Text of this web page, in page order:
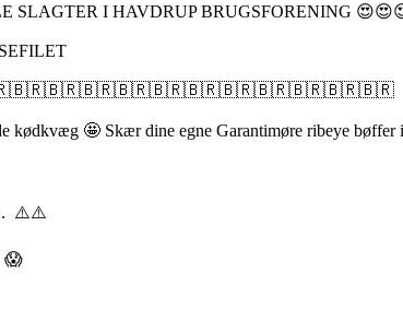
I HAVDRUP BRUGSFORENING
kødkvæg 🤩 Skær dine egne Garantimøre ribeye
⚠️⚠️
😱